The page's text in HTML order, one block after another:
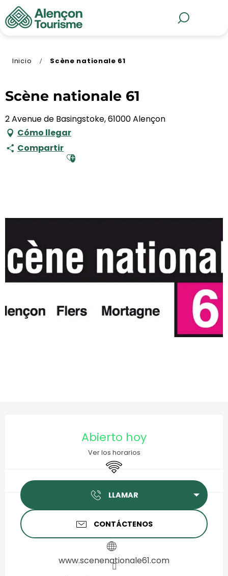
Aller
au
contenu
Inicio Scène nationale 61
Scène nationale 61
2 Avenue de Basingstoke, 61000 Alençon
Cómo llegar
Compartir Ajouter aux favoris
Abierto hoy
Ver los horarios
Wifi
LLAMAR
CONTÁCTENOS
www.scenenationale61.com